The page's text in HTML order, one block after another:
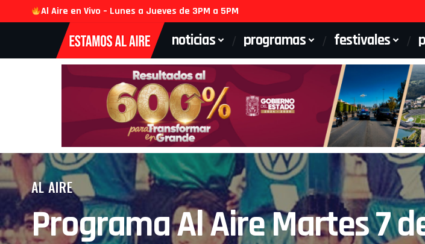
Al Aire en Vivo – Lunes a Jueves de 3PM a 5PM
noticias programas festivales
AL AIRE
Programa Al Aire Martes 7